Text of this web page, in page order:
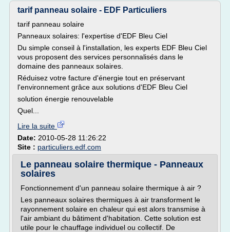
tarif panneau solaire - EDF Particuliers
tarif panneau solaire
Panneaux solaires: l'expertise d'EDF Bleu Ciel
Du simple conseil à l'installation, les experts EDF Bleu Ciel
vous proposent des services personnalisés dans le
domaine des panneaux solaires.
Réduisez votre facture d'énergie tout en préservant
l'environnement grâce aux solutions d'EDF Bleu Ciel
solution énergie renouvelable
Quel...
Lire la suite
Date: 2010-05-28 11:26:22
Site : particuliers.edf.com
Le panneau solaire thermique - Panneaux
solaires
Fonctionnement d'un panneau solaire thermique à air ?
Les panneaux solaires thermiques à air transforment le
rayonnement solaire en chaleur qui est alors transmise à
l'air ambiant du bâtiment d'habitation. Cette solution est
utile pour le chauffage individuel ou collectif. De